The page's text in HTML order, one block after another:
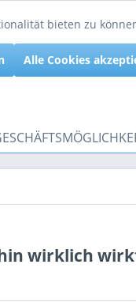
wirklich
bieten zu
Alle Cookies